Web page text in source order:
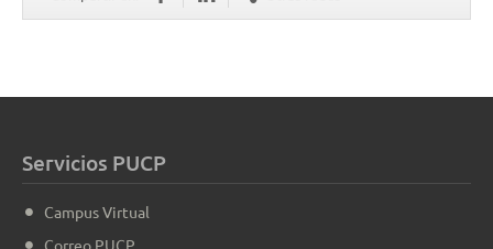
Servicios PUCP
Campus Virtual
Correo PUCP